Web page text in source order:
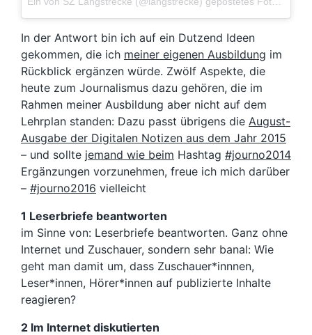
In der Antwort bin ich auf ein Dutzend Ideen
gekommen, die ich meiner eigenen Ausbildung im
Rückblick ergänzen würde. Zwölf Aspekte, die
heute zum Journalismus dazu gehören, die im
Rahmen meiner Ausbildung aber nicht auf dem
Lehrplan standen: Dazu passt übrigens die August-
Ausgabe der Digitalen Notizen aus dem Jahr 2015
– und sollte jemand wie beim Hashtag #journo2014
Ergänzungen vorzunehmen, freue ich mich darüber
– #journo2016 vielleicht
1 Leserbriefe beantworten
im Sinne von: Leserbriefe beantworten. Ganz ohne
Internet und Zuschauer, sondern sehr banal: Wie
geht man damit um, dass Zuschauer*innnen,
Leser*innen, Hörer*innen auf publizierte Inhalte
reagieren?
2 Im Internet diskutierten